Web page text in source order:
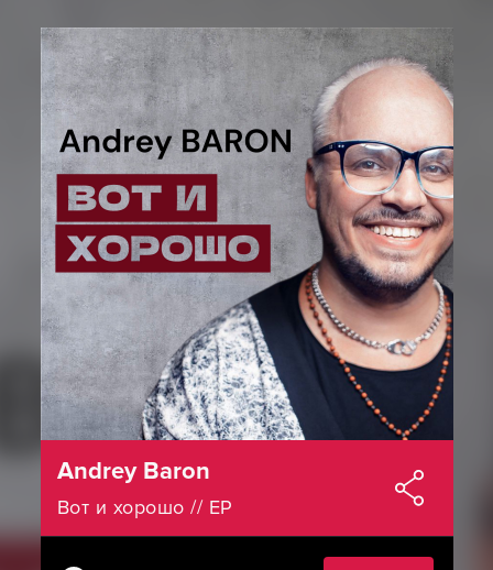
Andrey Baron
Вот и хорошо // EP